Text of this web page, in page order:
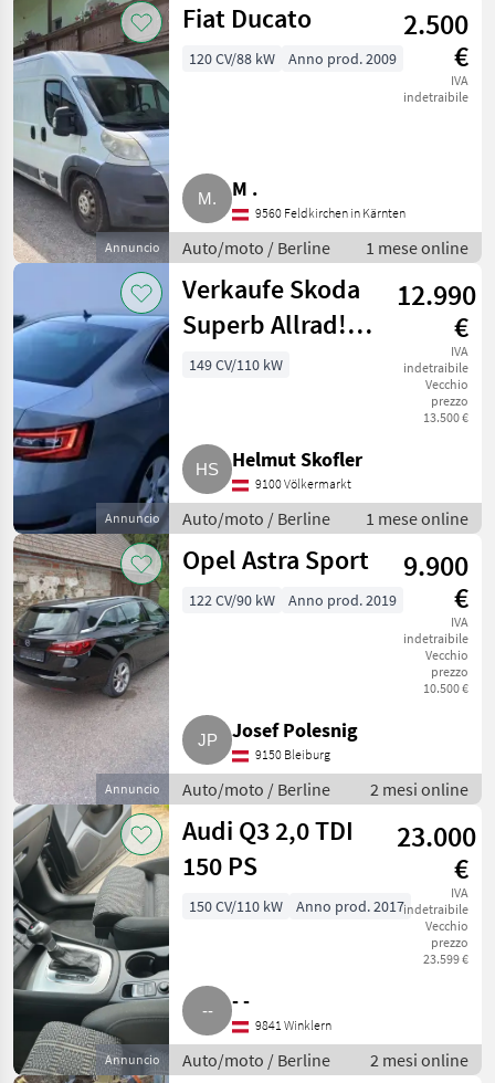
Annuncio
Fiat Ducato
2.500
€
IVA
indetraibile
120 CV/88 kW Anno prod. 2009
M .
9560 Feldkirchen in Kärnten
Auto/moto / Berline 1 mese online
Annuncio
Verkaufe Skoda
Superb Allrad!
(Superb)
12.990
€
IVA
indetraibile
Vecchio
prezzo
13.500 €
149 CV/110 kW
Helmut Skofler
9100 Völkermarkt
Auto/moto / Berline 1 mese online
Annuncio
Opel Astra Sport
9.900
€
IVA
indetraibile
Vecchio
prezzo
10.500 €
122 CV/90 kW Anno prod. 2019
Josef Polesnig
9150 Bleiburg
Auto/moto / Berline 2 mesi online
Annuncio
Audi Q3 2,0 TDI
150 PS
23.000
€
IVA
indetraibile
Vecchio
prezzo
23.599 €
150 CV/110 kW Anno prod. 2017
- -
9841 Winklern
Auto/moto / Berline 2 mesi online